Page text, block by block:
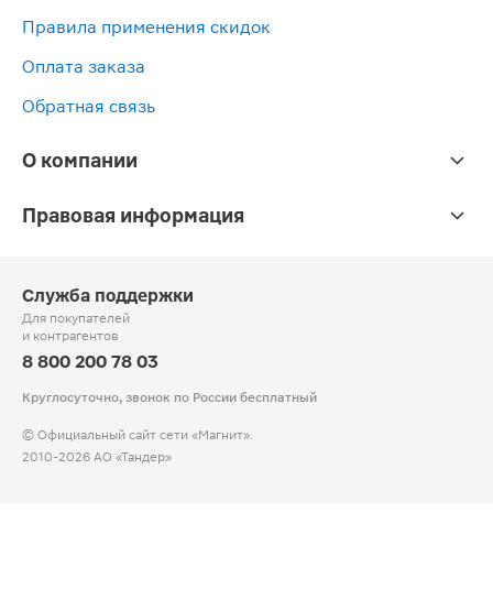
Правила применения скидок
Оплата заказа
Обратная связь
О компании
Правовая информация
Служба поддержки
Для покупателей
и контрагентов
8 800 200 78 03
Круглосуточно, звонок по России бесплатный
© Официальный сайт сети «Магнит».
2010-2026 АО «Тандер»